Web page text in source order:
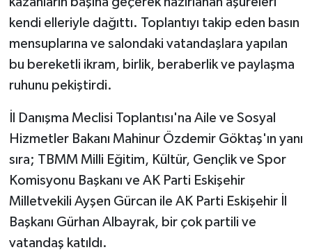
kendi elleriyle dağıttı. Toplantıyı takip eden basın
mensuplarına ve salondaki vatandaşlara yapılan
bu bereketli ikram, birlik, beraberlik ve paylaşma
ruhunu pekiştirdi.
İl Danışma Meclisi Toplantısı'na Aile ve Sosyal
Hizmetler Bakanı Mahinur Özdemir Göktaş'ın yanı
sıra; TBMM Milli Eğitim, Kültür, Gençlik ve Spor
Komisyonu Başkanı ve AK Parti Eskişehir
Milletvekili Ayşen Gürcan ile AK Parti Eskişehir İl
Başkanı Gürhan Albayrak, bir çok partili ve
vatandaş katıldı.